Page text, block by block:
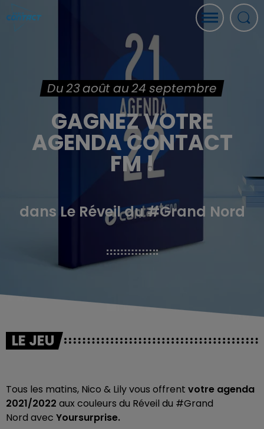
Du 23 août au 24 septembre
GAGNEZ VOTRE
AGENDA CONTACT
FM !
dans Le Réveil du #Grand Nord
LE JEU
Tous les matins, Nico & Lily vous offrent votre agenda
2021/2022 aux couleurs du Réveil du #Grand
Nord avec Yoursurprise.